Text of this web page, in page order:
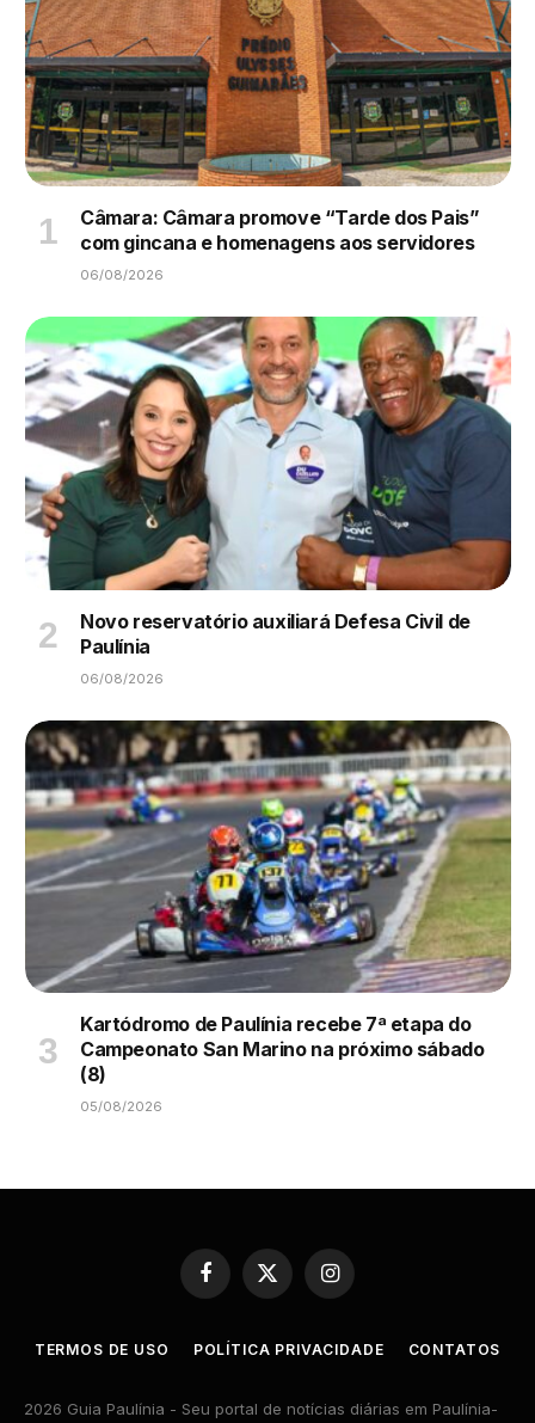
Câmara: Câmara promove “Tarde dos Pais”
com gincana e homenagens aos servidores
06/08/2026
Novo reservatório auxiliará Defesa Civil de
Paulínia
06/08/2026
Kartódromo de Paulínia recebe 7ª etapa do
Campeonato San Marino na próximo sábado
(8)
05/08/2026
Facebook
X
Instagram
TERMOS DE USO POLÍTICA PRIVACIDADE CONTATOS
2026 Guia Paulínia - Seu portal de notícias diárias em Paulínia-